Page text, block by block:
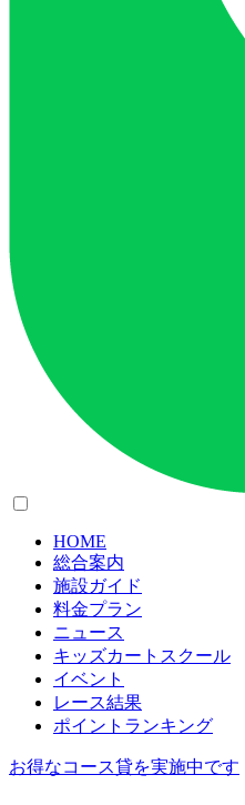
HOME
総合案内
施設ガイド
料金プラン
ニュース
キッズカートスクール
イベント
レース結果
ポイントランキング
お得なコース貸を実施中です